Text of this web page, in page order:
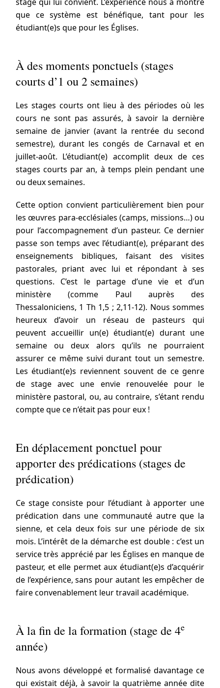
que ce système est bénéfique, tant pour les
étudiant(e)s que pour les Églises.
À des moments ponctuels (stages
courts d’1 ou 2 semaines)
Les stages courts ont lieu à des périodes où les
cours ne sont pas assurés, à savoir la dernière
semaine de janvier (avant la rentrée du second
semestre), durant les congés de Carnaval et en
juillet-août. L’étudiant(e) accomplit deux de ces
stages courts par an, à temps plein pendant une
ou deux semaines.
Cette option convient particulièrement bien pour
les œuvres para-ecclésiales (camps, missions…) ou
pour l’accompagnement d’un pasteur. Ce dernier
passe son temps avec l’étudiant(e), préparant des
enseignements bibliques, faisant des visites
pastorales, priant avec lui et répondant à ses
questions. C’est le partage d’une vie et d’un
ministère (comme Paul auprès des
Thessaloniciens, 1 Th 1,5 ; 2,11-12). Nous sommes
heureux d’avoir un réseau de pasteurs qui
peuvent accueillir un(e) étudiant(e) durant une
semaine ou deux alors qu’ils ne pourraient
assurer ce même suivi durant tout un semestre.
Les étudiant(e)s reviennent souvent de ce genre
de stage avec une envie renouvelée pour le
ministère pastoral, ou, au contraire, s’étant rendu
compte que ce n’était pas pour eux !
En déplacement ponctuel pour
apporter des prédications (stages de
prédication)
Ce stage consiste pour l’étudiant à apporter une
prédication dans une communauté autre que la
sienne, et cela deux fois sur une période de six
mois. L’intérêt de la démarche est double : c’est un
service très apprécié par les Églises en manque de
pasteur, et elle permet aux étudiant(e)s d’acquérir
de l’expérience, sans pour autant les empêcher de
faire convenablement leur travail académique.
À la fin de la formation (stage de 4e
année)
Nous avons développé et formalisé davantage ce
qui existait déjà, à savoir la quatrième année dite